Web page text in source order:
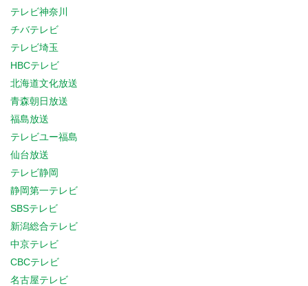
テレビ神奈川
チバテレビ
テレビ埼玉
HBCテレビ
北海道文化放送
青森朝日放送
福島放送
テレビユー福島
仙台放送
テレビ静岡
静岡第一テレビ
SBSテレビ
新潟総合テレビ
中京テレビ
CBCテレビ
名古屋テレビ